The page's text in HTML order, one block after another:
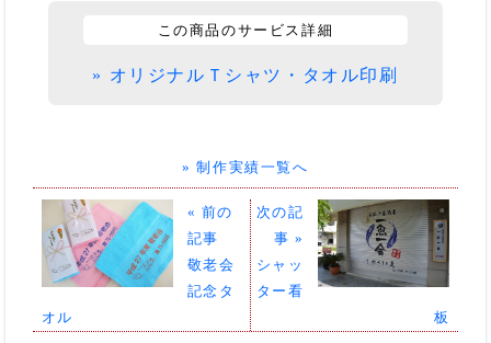
この商品のサービス詳細
» オリジナルＴシャツ・タオル印刷
» 制作実績一覧へ
« 前の
記事
敬老会
記念タ
オル
次の記
事 »
シャッ
ター看
板